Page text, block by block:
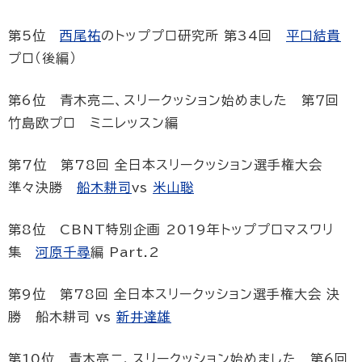
第5位 西尾祐のトッププロ研究所 第34回 平口結貴
プロ（後編）
第6位 青木亮二、スリークッション始めました 第７回
竹島欧プロ ミニレッスン編
第7位 第78回 全日本スリークッション選手権大会
準々決勝 船木耕司 vs 米山聡
第8位 CBNT特別企画 2019年トッププロマスワリ
集 河原千尋編 Part.2
第9位 第78回 全日本スリークッション選手権大会 決
勝 船木耕司 vs 新井達雄
第10位 青木亮二、スリークッション始めました 第６回